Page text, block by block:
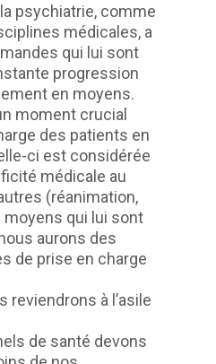
psychiatrie, comme
médicales, a
qui lui sont
progression
en moyens.
moment crucial
des patients en
ci est considérée
médicale au
(réanimation,
moyens qui lui sont
aurons des
de prise en charge
reviendrons à l’asile
de santé devons